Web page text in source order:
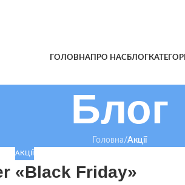
ГОЛОВНАПРО НАСБЛОГКАТЕГОРІЇ
Блог
Головна/Акції
АКЦІЇ
«Black Friday»